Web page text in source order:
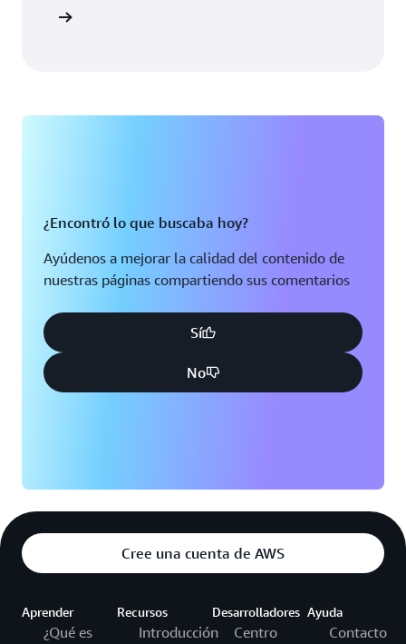
vulnerabilidades de
¿Encontró lo que buscaba hoy?
Ayúdenos a mejorar la calidad del contenido de
nuestras páginas compartiendo sus comentarios
Sí
No
Cree una cuenta de AWS
Aprender
¿Qué es
Recursos
Introducción
Desarrolladores
Centro
Ayuda
Contacto